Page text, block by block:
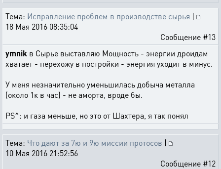
Тема: Исправление проблем в производстве сырья |
18 Мая 2016 08:35:04
Сообщение #13
ymnik в Сырье выставляю Мощность - энергии дроидам
хватает - перехожу в постройки - энергия уходит в минус.
У меня незначительно уменьшилась добыча металла
(около 1к в час) - не аморта, вроде бы.
PS^: и газа меньше, но это от Шахтера, я так понял
Тема: Что дают за 7ю и 9ю миссии протосов |
10 Мая 2016 21:52:56
Сообщение #12